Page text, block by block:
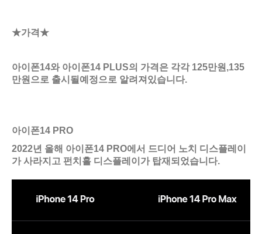
★가격★
아이폰14와 아이폰14 PLUS의 가격은 각각 125만원,135
만원으로 출시될예정으로 알려져있습니다.
아이폰14 PRO
2022년 올해 아이폰14 PRO에서 드디어 노치 디스플레이
가 사라지고 펀치홀 디스플레이가 탑재되었습니다.